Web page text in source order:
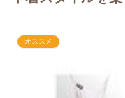
オススメ